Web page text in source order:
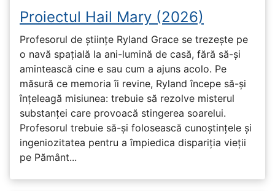
Proiectul Hail Mary (2026)
Profesorul de științe Ryland Grace se trezește pe
o navă spațială la ani-lumină de casă, fără să-și
amintească cine e sau cum a ajuns acolo. Pe
măsură ce memoria îi revine, Ryland începe să-și
înțeleagă misiunea: trebuie să rezolve misterul
substanței care provoacă stingerea soarelui.
Profesorul trebuie să-și folosească cunoștințele și
ingeniozitatea pentru a împiedica dispariția vieții
pe Pământ...